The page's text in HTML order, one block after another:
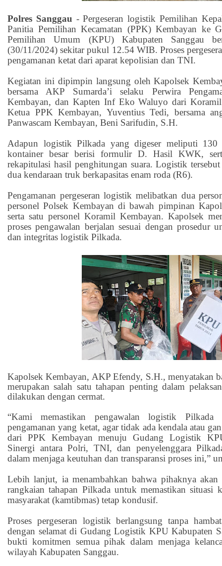
Polres Sanggau -Pergeseran logistik Pemilihan
Panitia Pemilihan Kecamatan (PPK) Kembayan ke
Pemilihan Umum (KPU) Kabupaten Sanggau
(30/11/2024) sekitar pukul 12.54 WIB. Proses
pengamanan ketat dari aparat kepolisian dan TNI.
Kegiatan ini dipimpin langsung oleh Kapolsek
bersama AKP Sumarda’i selaku Perwira
Kembayan, dan Kapten Inf Eko Waluyo dari
Ketua PPK Kembayan, Yuventius Tedi, bersama
Panwascam Kembayan, Beni Sarifudin, S.H.
Adapun logistik Pilkada yang digeser meliputi 130
kontainer besar berisi formulir D. Hasil KWK,
rekapitulasi hasil penghitungan suara. Logistik
dua kendaraan truk berkapasitas enam roda (R6).
Pengamanan pergeseran logistik melibatkan dua
personel Polsek Kembayan di bawah pimpinan
serta satu personel Koramil Kembayan. Kapolsek
proses pengawalan berjalan sesuai dengan prosedur
dan integritas logistik Pilkada.
Kapolsek Kembayan, AKP Efendy, S.H., menyatakan
merupakan salah satu tahapan penting dalam
dilakukan dengan cermat.
“Kami memastikan pengawalan logistik
pengamanan yang ketat, agar tidak ada kendala atau
dari PPK Kembayan menuju Gudang Logistik
Sinergi antara Polri, TNI, dan penyelenggara
dalam menjaga keutuhan dan transparansi proses ini,”
Lebih lanjut, ia menambahkan bahwa pihaknya akan
rangkaian tahapan Pilkada untuk memastikan situasi
masyarakat (kamtibmas) tetap kondusif.
Proses pergeseran logistik berlangsung tanpa
dengan selamat di Gudang Logistik KPU Kabupaten
bukti komitmen semua pihak dalam menjaga
wilayah Kabupaten Sanggau.